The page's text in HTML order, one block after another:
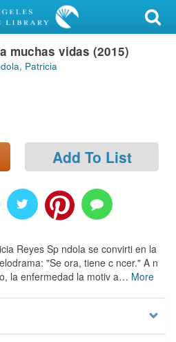
muchas vidas (2015)
Patricia
Add To List
Reyes Sp ndola se convirti en la
"Se ora, tiene c ncer." A n
la enfermedad la motiv a… More